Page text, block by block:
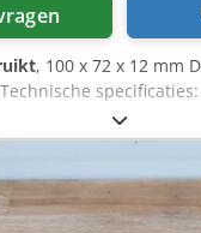
, 100 x 72 x 12 mm